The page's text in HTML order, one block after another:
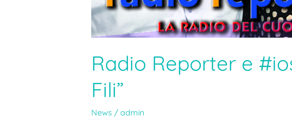
Radio Reporter e
Fili”
News / admin